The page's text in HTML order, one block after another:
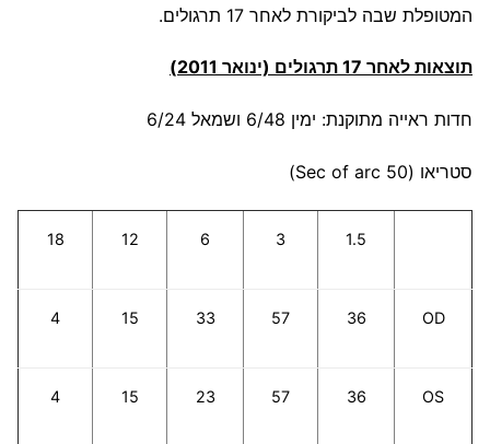
המטופלת שבה לביקורת לאחר 17 תרגולים.
תוצאות לאחר 17 תרגולים (ינואר 2011)
חדות ראייה מתוקנת: ימין 6/48 ושמאל 6/24
סטריאו (50 Sec of arc)
1.5
3
6
12
18
OD
36
57
33
15
4
OS
36
57
23
15
4